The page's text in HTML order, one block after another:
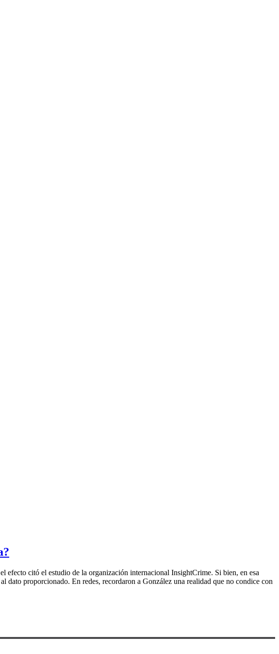
efecto citó el estudio de la organización internacional InsightCrime. Si bien, en esa
dato proporcionado. En redes, recordaron a González una realidad que no condice con